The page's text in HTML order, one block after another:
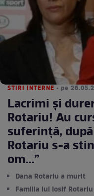
STIRI INTERNE • pe
Lacrimi și
Rotariu! Au
suferință,
Rotariu s-a
om...”
Dana Rotariu a murit
Familia lui Iosif